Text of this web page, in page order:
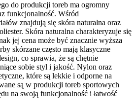
do produkcji toreb ma ogromny
funkcjonalność. Wśród
znajdują się skóra naturalna oraz
Skóra naturalna charakteryzuje się
jej cena może być znacznie wyższa
skórzane często mają klasyczne
co sprawia, że są chętnie
sobie styl i jakość. Nylon oraz
które są lekkie i odporne na
są w produkcji toreb sportowych
na swoją funkcjonalność i łatwość